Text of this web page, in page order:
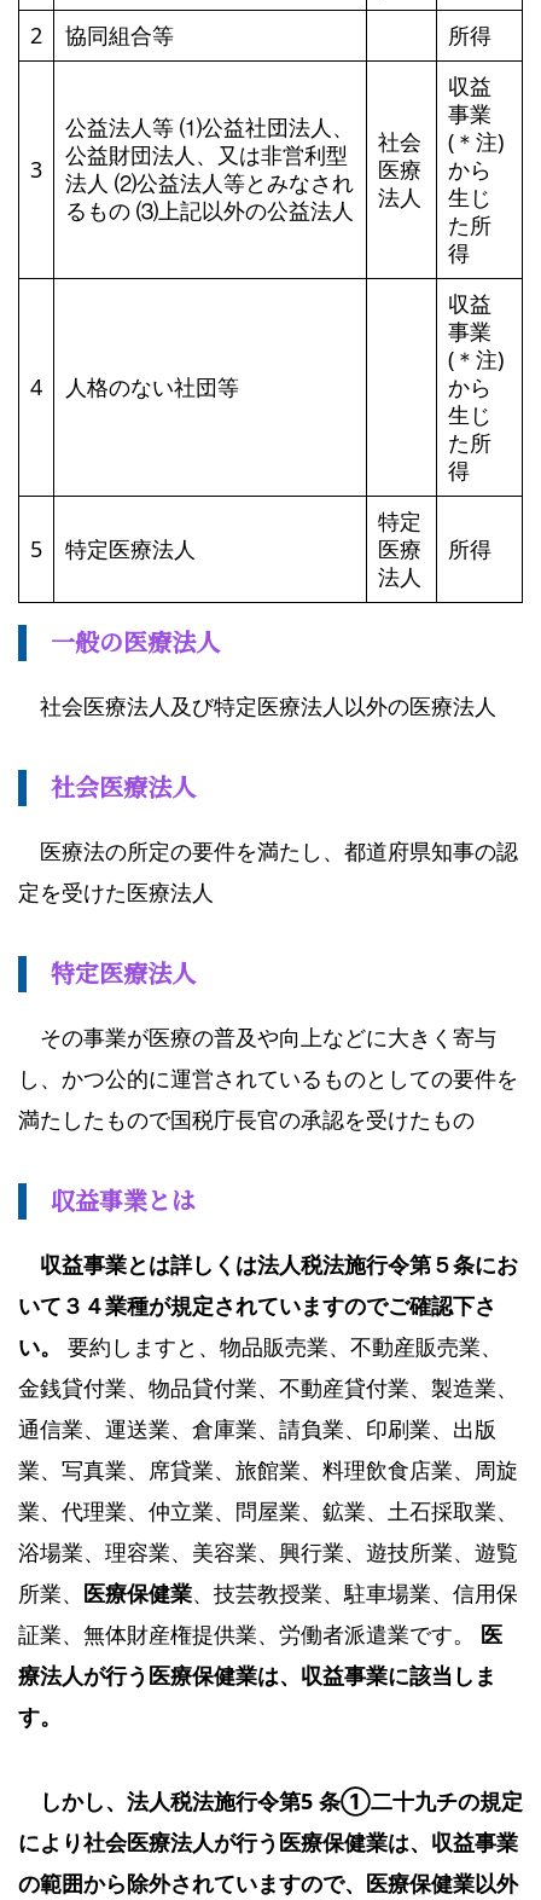
2 協同組合等 所得
3
公益法人等 ⑴公益社団法人、
公益財団法人、又は非営利型
法人 ⑵公益法人等とみなされ
るもの ⑶上記以外の公益法人
社会
医療
法人
収益
事業
(＊注)
から
生じ
た所
得
4 人格のない社団等
収益
事業
(＊注)
から
生じ
た所
得
5 特定医療法人
特定
医療
法人
所得
一般の医療法人
社会医療法人及び特定医療法人以外の医療法人
社会医療法人
医療法の所定の要件を満たし、都道府県知事の認
定を受けた医療法人
特定医療法人
その事業が医療の普及や向上などに大きく寄与
し、かつ公的に運営されているものとしての要件を
満たしたもので国税庁長官の承認を受けたもの
収益事業とは
収益事業とは詳しくは法人税法施行令第５条にお
いて３４業種が規定されていますのでご確認下さ
い。
要約しますと、物品販売業、不動産販売業、
金銭貸付業、物品貸付業、不動産貸付業、製造業、
通信業、運送業、倉庫業、請負業、印刷業、出版
業、写真業、席貸業、旅館業、料理飲食店業、周旋
業、代理業、仲立業、問屋業、鉱業、土石採取業、
浴場業、理容業、美容業、興行業、遊技所業、遊覧
所業、 医療保健業、技芸教授業、駐車場業、信用保
証業、無体財産権提供業、労働者派遣業です。 医
療法人が行う医療保健業は、収益事業に該当しま
す。
しかし、法人税法施行令第5 条①二十九チの規定
により社会医療法人が行う医療保健業は、収益事業
の範囲から除外されていますので、医療保健業以外